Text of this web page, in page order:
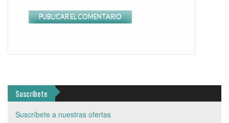
Suscríbete
Suscríbete a nuestras ofertas